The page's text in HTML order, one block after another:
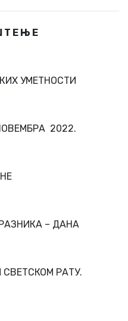
Т Е Њ Е
УМЕТНОСТИ
2022.
– ДАНА
РАТУ.